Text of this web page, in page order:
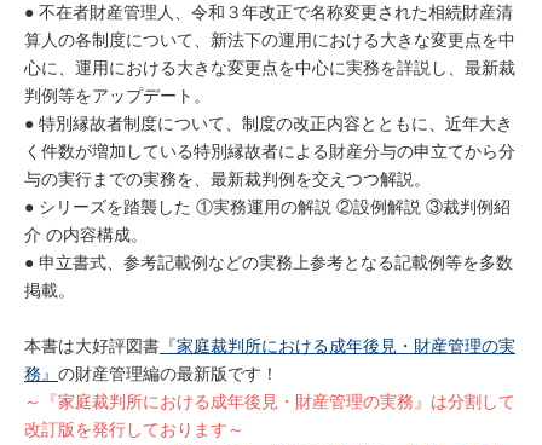
● 不在者財産管理人、令和３年改正で名称変更された相続財産清
算人の各制度について、新法下の運用における大きな変更点を中
心に、運用における大きな変更点を中心に実務を詳説し、最新裁
判例等をアップデート。
● 特別縁故者制度について、制度の改正内容とともに、近年大き
く件数が増加している特別縁故者による財産分与の申立てから分
与の実行までの実務を、最新裁判例を交えつつ解説。
● シリーズを踏襲した ①実務運用の解説 ②設例解説 ③裁判例紹
介 の内容構成。
● 申立書式、参考記載例などの実務上参考となる記載例等を多数
掲載。
本書は大好評図書 『家庭裁判所における成年後見・財産管理の実
務』 の財産管理編の最新版です！
～『家庭裁判所における成年後見・財産管理の実務』は分割して
改訂版を発行しております～